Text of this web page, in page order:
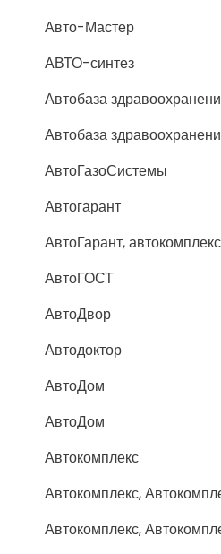
Авто-Мастер
АВТО-синтез
Автобаза
Автобаза
АвтоГазоСистемы
Автогарант
АвтоГарант, автокомплекс
АвтоГОСТ
АвтоДвор
Автодоктор
АвтоДом
АвтоДом
Автокомплекс
Автокомплекс,
Автокомплекс,